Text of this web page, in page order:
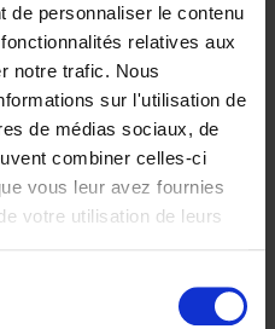
de personnaliser le contenu
relatives aux
notre trafic. Nous
sur l'utilisation de
de médias sociaux, de
combiner celles-ci
vous leur avez fournies
votre utilisation de leurs
Bonds = Building
Jozefien De Feyter
Carolien Boom
2025 200
99